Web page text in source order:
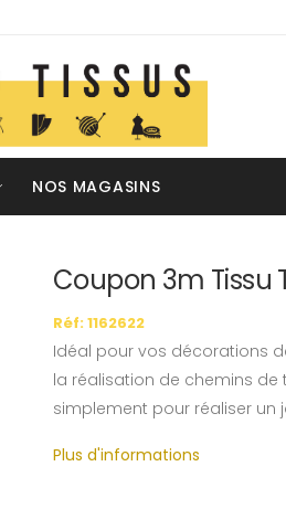
NOS MAGASINS
Coupon 3m Tissu
Réf: 1162622
Idéal pour vos décorations
la réalisation de chemins
simplement pour réaliser un
Plus d'informations